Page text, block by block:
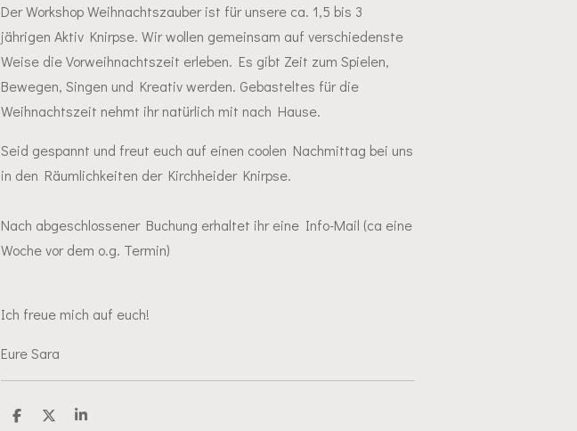
Der Workshop Weihnachtszauber ist für unsere ca. 1,5 bis 3
jährigen Aktiv Knirpse. Wir wollen gemeinsam auf verschiedenste
Weise die Vorweihnachtszeit erleben. Es gibt Zeit zum Spielen,
Bewegen, Singen und Kreativ werden. Gebasteltes für die
Weihnachtszeit nehmt ihr natürlich mit nach Hause.
Seid gespannt und freut euch auf einen coolen Nachmittag bei uns
in den Räumlichkeiten der Kirchheider Knirpse.
Nach abgeschlossener Buchung erhaltet ihr eine Info-Mail (ca eine
Woche vor dem o.g. Termin)
Ich freue mich auf euch!
Eure Sara
T
T
T